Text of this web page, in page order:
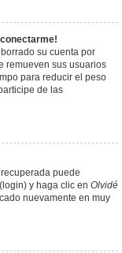
su cuenta por
remueven sus usuarios
para reducir el peso
de las
puede
y haga clic en Olvidé
nuevamente en muy